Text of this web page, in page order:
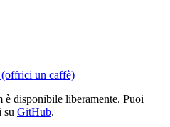
un caffè)
disponibile liberamente. Puoi
su GitHub.